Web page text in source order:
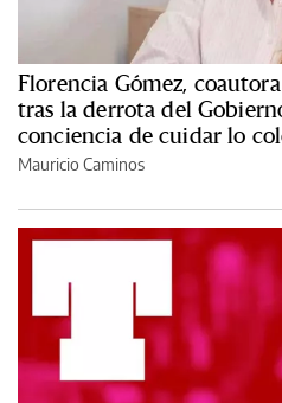
Florencia Gómez,
tras la derrota del
conciencia de cuidar lo
Mauricio Caminos